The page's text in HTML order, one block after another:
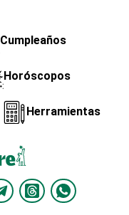
Cumpleaños
Horóscopos
Herramientas